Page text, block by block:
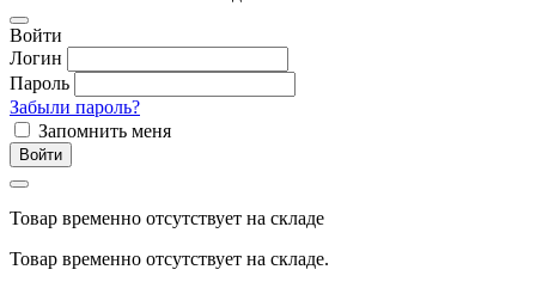
Войти
Логин
Пароль
Забыли пароль?
Запомнить меня
Войти
Товар временно отсутствует на складе
Товар временно отсутствует на складе.